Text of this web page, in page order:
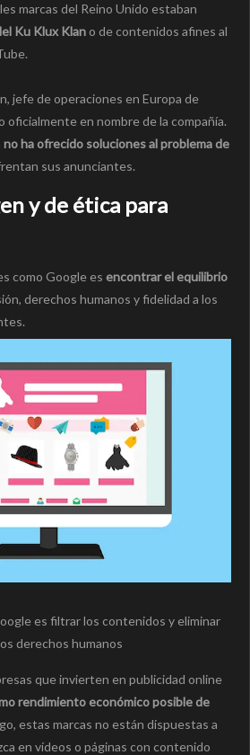
marcas del Reino Unido estaban
Ku Klux Klano de contenidos afines al
jefe de operaciones en Europa de
oficialmente en nombre de la compañía.
no ha ofrecido soluciones al problema de
sus anunciantes.
y de ética para
como Google es encontrar el equilibrio
derechos humanos y fidelidad a los
es filtrar los contenidos y eliminar
derechos humanos
que invierten en publicidad online
rendimiento económico posible de
estas marcas no están dispuestas a
en vídeos o páginas con contenido